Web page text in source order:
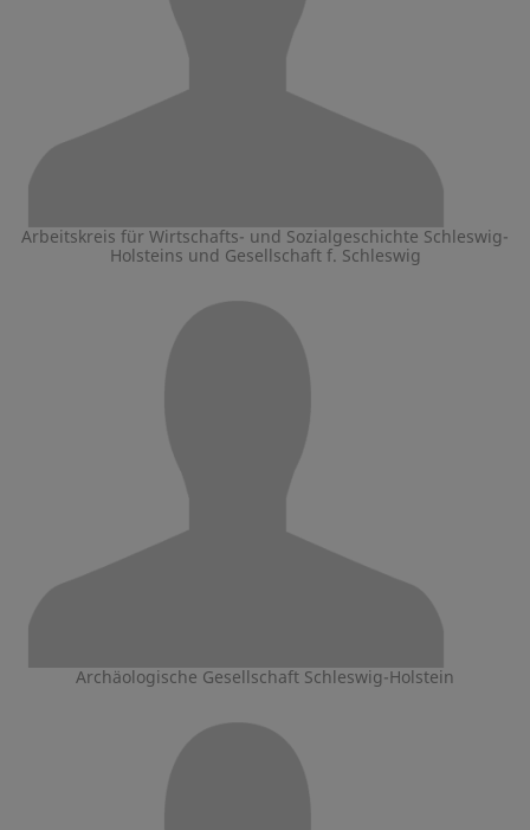
Arbeitskreis für Wirtschafts- und Sozialgeschichte Schleswig-
Holsteins und Gesellschaft f. Schleswig
Archäologische Gesellschaft Schleswig-Holstein